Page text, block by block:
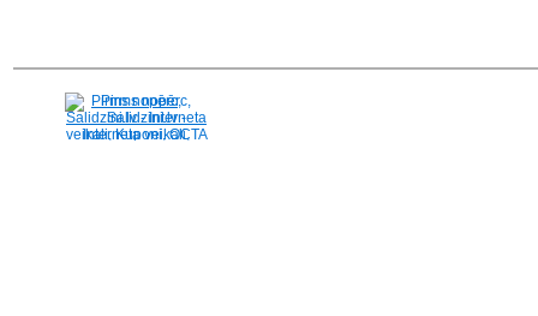
Pirms nopērc,
Salidzini.lv - Interneta
veikali, Kuponi, OCTA